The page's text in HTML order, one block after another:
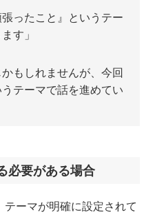
張ったこと』というテー
す」
もしれませんが、今回
テーマで話を進めてい
必要がある場合
テーマが明確に設定されて